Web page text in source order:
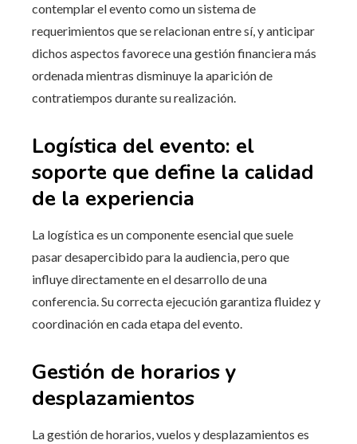
contemplar el evento como un sistema de
requerimientos que se relacionan entre sí, y anticipar
dichos aspectos favorece una gestión financiera más
ordenada mientras disminuye la aparición de
contratiempos durante su realización.
Logística del evento: el
soporte que define la calidad
de la experiencia
La logística es un componente esencial que suele
pasar desapercibido para la audiencia, pero que
influye directamente en el desarrollo de una
conferencia. Su correcta ejecución garantiza fluidez y
coordinación en cada etapa del evento.
Gestión de horarios y
desplazamientos
La gestión de horarios, vuelos y desplazamientos es